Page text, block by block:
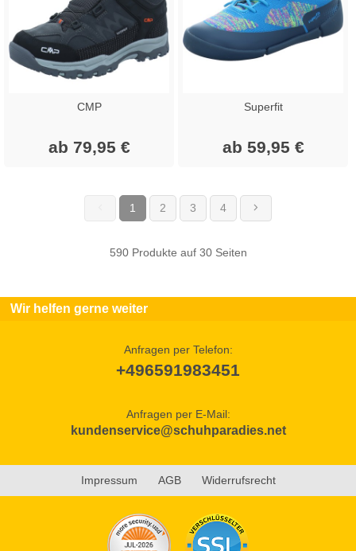
CMP
ab 79,95 €
Superfit
ab 59,95 €
1 (current)
2 3 4
590 Produkte auf 30 Seiten
Wir helfen gerne weiter
Anfragen per Telefon:
+496591983451
Anfragen per E-Mail:
kundenservice@schuhparadies.net
Impressum AGB Widerrufsrecht